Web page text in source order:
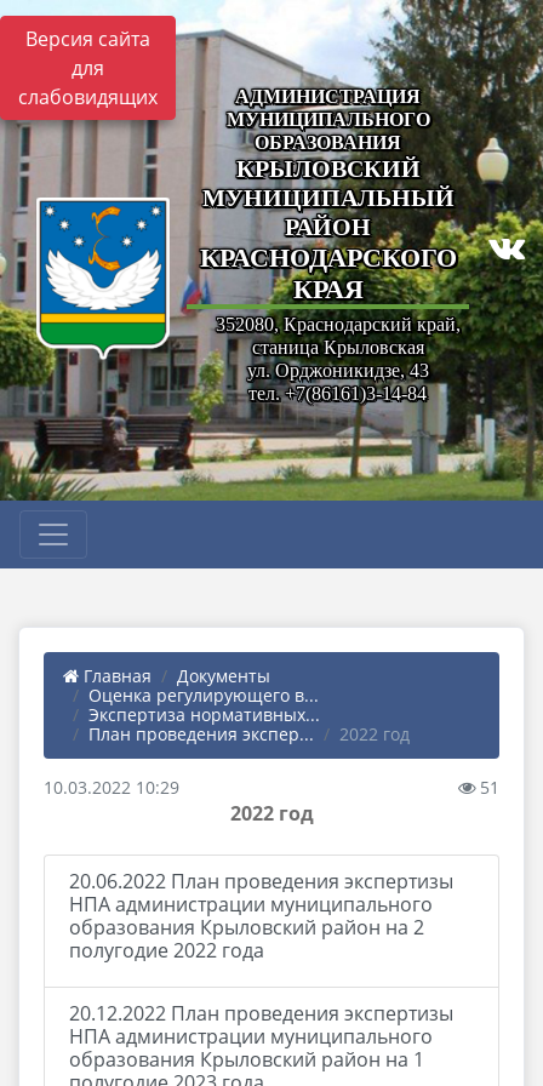
Версия сайта
для
слабовидящих
АДМИНИСТРАЦИЯ
МУНИЦИПАЛЬНОГО
ОБРАЗОВАНИЯ
КРЫЛОВСКИЙ
МУНИЦИПАЛЬНЫЙ
РАЙОН
КРАСНОДАРСКОГО
КРАЯ
352080, Краснодарский край,
станица Крыловская
ул. Орджоникидзе, 43
тел. +7(86161)3-14-84
Главная
Документы
Оценка регулирующего в...
Экспертиза нормативных...
План проведения экспер...
2022 год
10.03.2022 10:29 51
2022 год
20.06.2022 План проведения экспертизы
НПА администрации муниципального
образования Крыловский район на 2
полугодие 2022 года
20.12.2022 План проведения экспертизы
НПА администрации муниципального
образования Крыловский район на 1